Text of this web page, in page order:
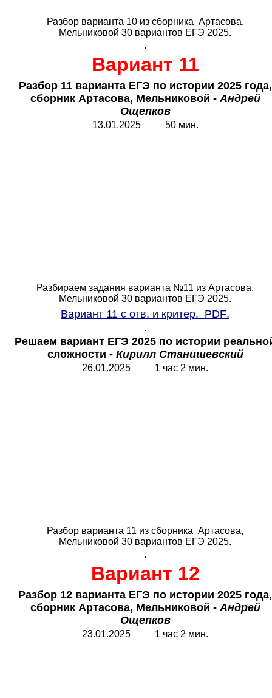
Разбор варианта 10 из сборника Артасова,
Мельниковой 30 вариантов ЕГЭ 2025.
.
Вариант 11
Разбор 11 варианта ЕГЭ по истории 2025 года,
сборник Артасова, Мельниковой -Андрей
Ощепков
13.01.2025 50 мин.
Разбираем задания варианта №11 из Артасова,
Мельниковой 30 вариантов ЕГЭ 2025.
Вариант 11 с отв. и критер. PDF.
.
Решаем вариант ЕГЭ 2025 по истории
сложности - Кирилл Станишевский
26.01.2025 1 час 2 мин.
Разбор варианта 11 из сборника Артасова,
Мельниковой 30 вариантов ЕГЭ 2025.
.
Вариант 12
Разбор 12 варианта ЕГЭ по истории 2025 года,
сборник Артасова, Мельниковой -Андрей
Ощепков
23.01.2025 1 час 2 мин.